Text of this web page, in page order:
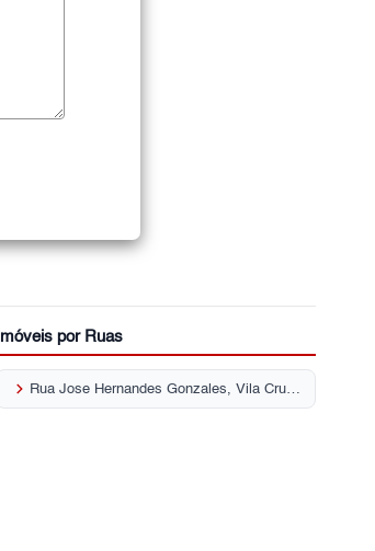
Imóveis por Ruas
keyboard_arrow_right Rua Jose Hernandes Gonzales, Vila Cruz das Almas